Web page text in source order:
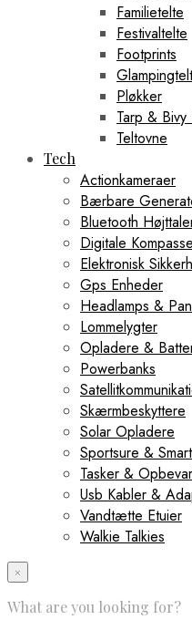
Familietelte
Festivaltelte
Footprints
Pløkker
Tarp & Bivy
Teltovne
Tech
Actionkameraer
Bærbare
Bluetooth
Digitale
Elektronisk
Gps Enheder
Headlamps &
Lommelygter
Opladere &
Powerbanks
Skærmbeskyttere
Solar Opladere
Sportsure &
Tasker &
Usb Kabler &
Vandtætte Etuier
Walkie Talkies
×
What are you looking for?